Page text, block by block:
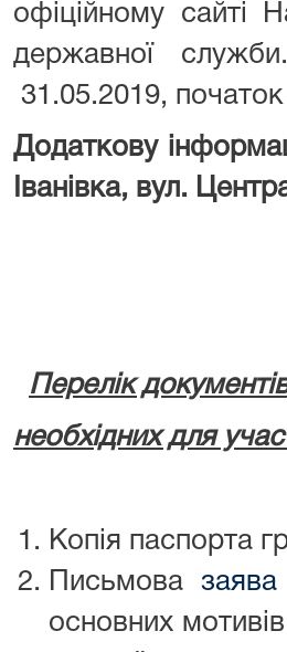
офіційному сайті
державної
31.05.2019,
Додаткову
Іванівка, вул.
Перелік
необхідних для
Копія паспорта
Письмова заява
основних